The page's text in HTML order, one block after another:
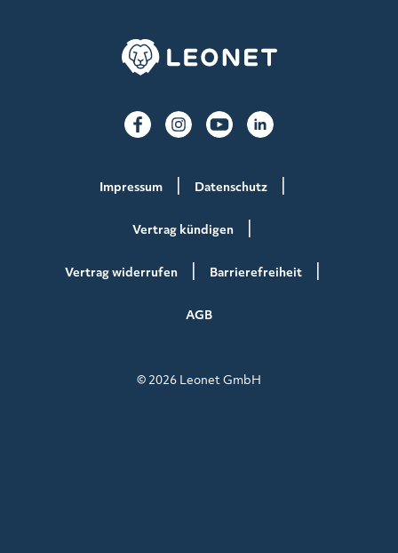
Impressum Datenschutz
Vertrag kündigen
Vertrag widerrufen Barrierefreiheit
AGB
© 2026 Leonet GmbH